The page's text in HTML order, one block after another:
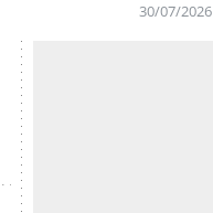
30/07/2026